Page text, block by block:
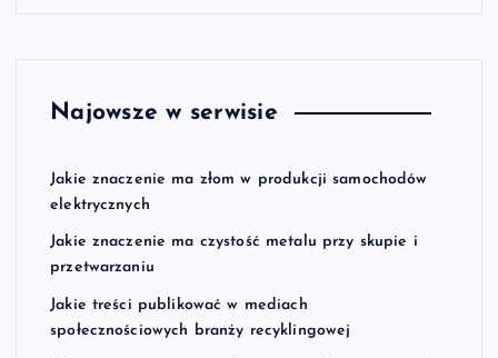
Najowsze w serwisie
Jakie znaczenie ma złom w produkcji samochodów
elektrycznych
Jakie znaczenie ma czystość metalu przy skupie i
przetwarzaniu
Jakie treści publikować w mediach
społecznościowych branży recyklingowej